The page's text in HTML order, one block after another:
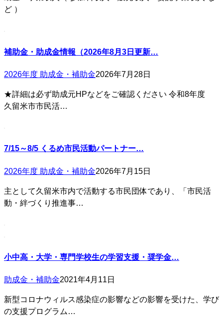
ど ）
補助金・助成金情報（2026年8月3日更新…
2026年度 助成金・補助金2026年7月28日
★詳細は必ず助成元HPなどをご確認ください 令和8年度
久留米市市民活…
7/15～8/5 くるめ市民活動パートナー…
2026年度 助成金・補助金2026年7月15日
主として久留米市内で活動する市民団体であり、「市民活
動・絆づくり推進事…
小中高・大学・専門学校生の学習支援・奨学金…
助成金・補助金2021年4月11日
新型コロナウィルス感染症の影響などの影響を受けた、学び
の支援プログラム…